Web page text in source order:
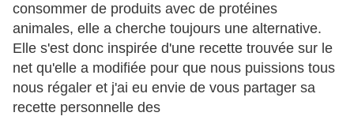
consommer de produits avec de protéines
animales, elle a cherche toujours une alternative.
Elle s'est donc inspirée d'une recette trouvée sur le
net qu'elle a modifiée pour que nous puissions tous
nous régaler et j'ai eu envie de vous partager sa
recette personnelle des